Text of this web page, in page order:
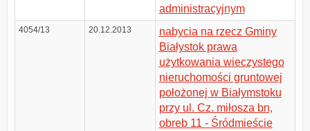
administracyjnym
4054/13 20.12.2013
nabycia na rzecz Gminy
Białystok prawa
użytkowania wieczystego
nieruchomości gruntowej
położonej w Białymstoku
przy ul. Cz. miłosza bn,
obreb 11 - Śródmieście